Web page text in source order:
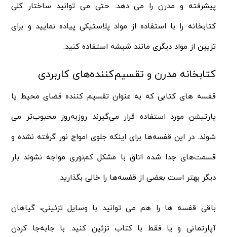
پیشرفته و مدرن را می دهد. حتی می توانید ساختار کلی
کتابخانه را با استفاده از مواد پلاستیکی پیاده نمایید و برای
تزیین از مواد دیگری مانند شیشه استفاده کنید.
کتابخانه مدرن و تقسیم‌کننده‌های کاربردی
قفسه‌ های کتابی که به عنوان تقسیم‌ کننده فضای محیط یا
پارتیشن مورد استفاده قرار می‌گیرند روزبه‌روز محبوب‌تر می‌
شوند. در این قفسه‌ها برای اینکه جلوی امواج نور گرفته نشده و
قسمت‌های جدا شده‌ اتاق با مشکل کم‌نوری مواجه نشوند بار
دیگر بهتر است بعضی از قفسه‌ها را خالی بگذارید.
باقی قفسه‌ ها را هم می‌ توانید با وسایل تزئینی، گیاهان
آپارتمانی و یا فقط با کتاب تزئین کنید. با جابه‌جا کردن